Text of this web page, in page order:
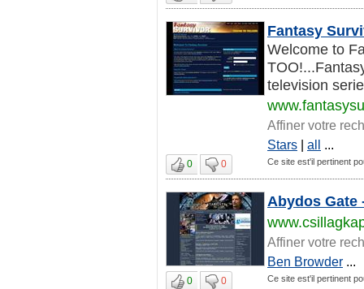
Fantasy
Welcome to
television
Affiner votre
Stars | all ...
0 0 Ce site est'il pertinent
Abydos Gate
Affiner votre
Ben Browder ...
0 0 Ce site est'il pertinent